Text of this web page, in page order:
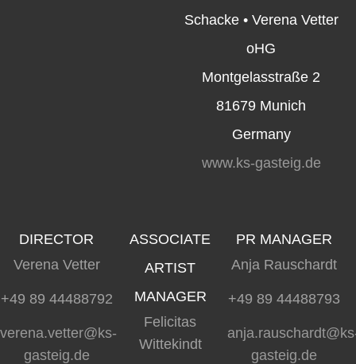
Schacke • Verena Vetter
oHG
Montgelasstraße 2
81679 Munich
Germany
www.ks-gasteig.de
DIRECTOR
Verena Vetter
+49 89 44488792
verena.vetter@ks-
gasteig.de
ASSOCIATE
ARTIST
MANAGER
Felicitas
Wittekindt
PR MANAGER
Anja Rauschardt
+49 89 44488793
gasteig.de